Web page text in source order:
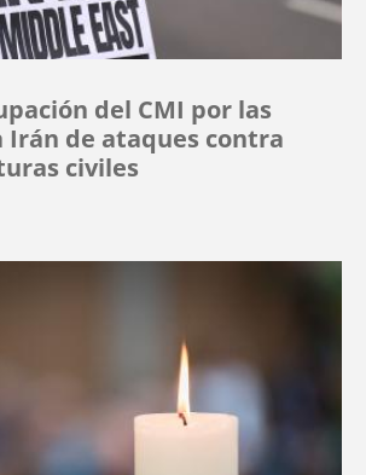
del CMI por las
Irán de ataques contra
civiles